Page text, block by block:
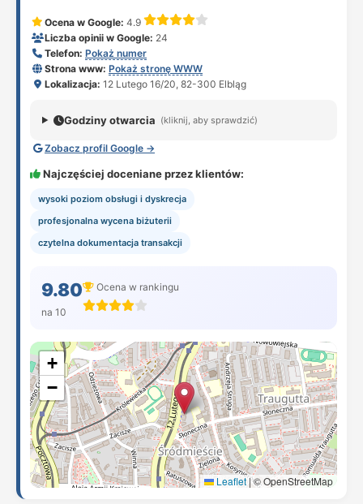
Ocena w Google: 4.9
Liczba opinii w Google: 24
Telefon: Pokaż numer
Strona www: Pokaż stronę WWW
Lokalizacja: 12 Lutego 16/20, 82-300 Elbląg
Godziny otwarcia (kliknij, aby sprawdzić)
Zobacz profil Google →
Najczęściej doceniane przez klientów:
wysoki poziom obsługi i dyskrecja
profesjonalna wycena biżuterii
czytelna dokumentacja transakcji
9.80
na 10
Ocena w rankingu
+
−
Leaflet|© OpenStreetMap